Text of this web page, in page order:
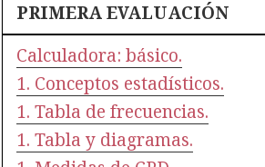
PRIMERA EVALUACIÓN
Calculadora: básico.
1. Conceptos estadísticos.
1. Tabla de frecuencias.
1. Tabla y diagramas.